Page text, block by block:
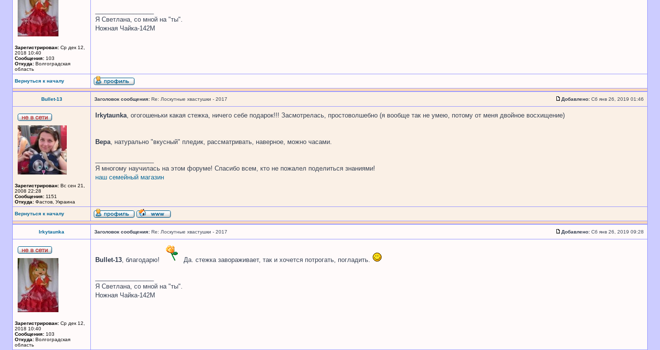
Зарегистрирован: Ср дек 12,
2018 10:40
Сообщения: 103
Откуда: Волгоградская
область
Я Светлана, со мной на "ты".
Ножная Чайка-142М
Вернуться к началу
Bullet-13 Заголовок сообщения: Re: Лоскутные хвастушки - 2017 Добавлено: Сб янв 26, 2019 01:46
Зарегистрирован: Вс сен 21,
2008 22:28
Сообщения: 1151
Откуда: Фастов, Украина
Irkytaunka, огогошеньки какая стежка, ничего себе подарок!!! Засмотрелась, простоволшебно (я вообще так не умею, потому от меня двойное восхищение)
Вера, натурально "вкусный" пледик, рассматривать, наверное, можно часами.
Я многому научилась на этом форуме! Спасибо всем, кто не пожалел поделиться знаниями!
наш семейный магазин
Вернуться к началу
Irkytaunka Заголовок сообщения: Re: Лоскутные хвастушки - 2017 Добавлено: Сб янв 26, 2019 09:28
Зарегистрирован: Ср дек 12,
2018 10:40
Сообщения: 103
Откуда: Волгоградская
область
Bullet-13, благодарю! Да. стежка завораживает, так и хочется потрогать, погладить.
Я Светлана, со мной на "ты".
Ножная Чайка-142М